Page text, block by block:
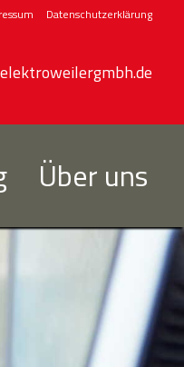
Datenschutzerklärung
Über uns